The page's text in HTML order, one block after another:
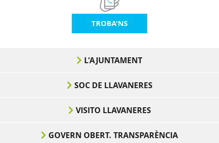
TROBA'NS
L'AJUNTAMENT
SOC DE LLAVANERES
VISITO LLAVANERES
GOVERN OBERT. TRANSPARÈNCIA